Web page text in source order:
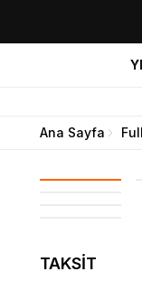
Ana Sayfa
TAKSİT